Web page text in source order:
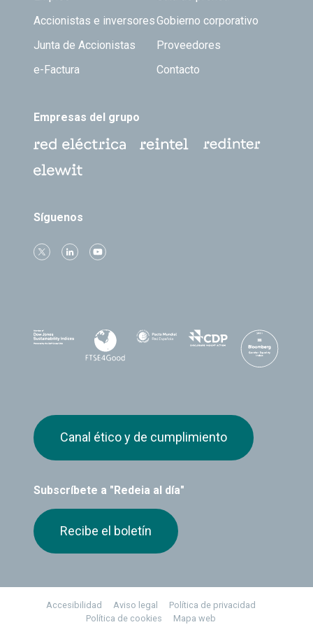
Accionistas e inversoresGobierno corporativo
Junta de Accionistas
Proveedores
e-Factura
Contacto
Empresas del grupo
Síguenos
Subscríbete a "Redeia al día"
Recibe el boletín
Canal ético y de cumplimiento
Footer
Accesibilidad Aviso legal
Política de privacidad
Política de cookies
Mapa web